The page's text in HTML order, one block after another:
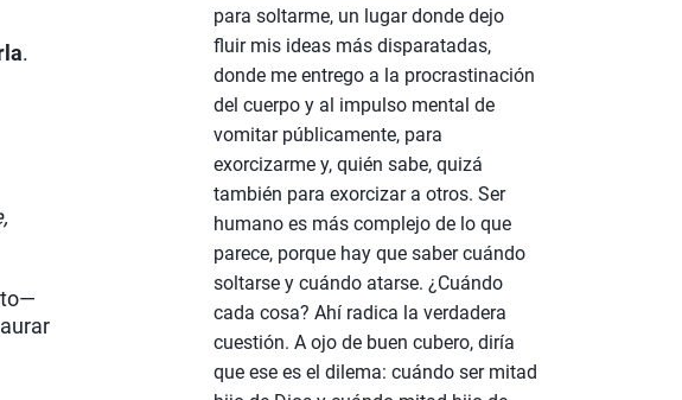
.
para soltarme, un lugar donde dejo
fluir mis ideas más disparatadas,
donde me entrego a la procrastinación
del cuerpo y al impulso mental de
vomitar públicamente, para
exorcizarme y, quién sabe, quizá
también para exorcizar a otros. Ser
humano es más complejo de lo que
parece, porque hay que saber cuándo
soltarse y cuándo atarse. ¿Cuándo
cada cosa? Ahí radica la verdadera
cuestión. A ojo de buen cubero, diría
que ese es el dilema: cuándo ser mitad